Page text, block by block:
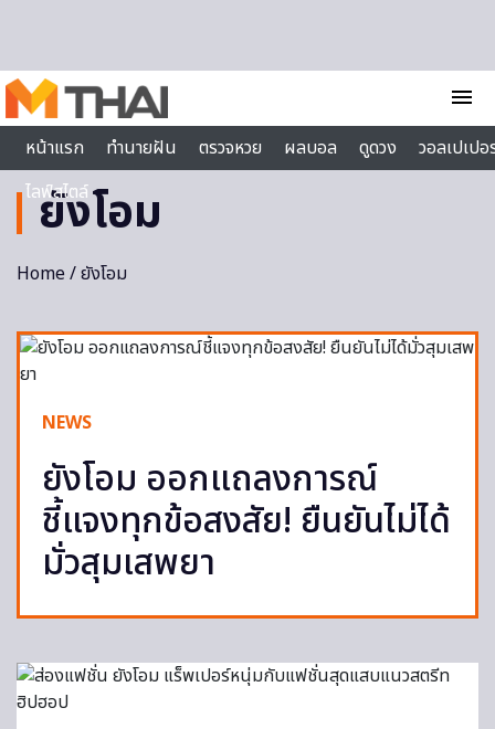
menu
หน้าแรก
ทำนายฝัน ตรวจหวย ผลบอล ดูดวง
วอลเปเป
ไลฟ์สไตล์
ยังโอม
Home/ ยังโอม
NEWS
ยังโอม ออกแถลงการณ์
ชี้แจงทุกข้อสงสัย! ยืนยันไม่ได้
มั่วสุมเสพยา